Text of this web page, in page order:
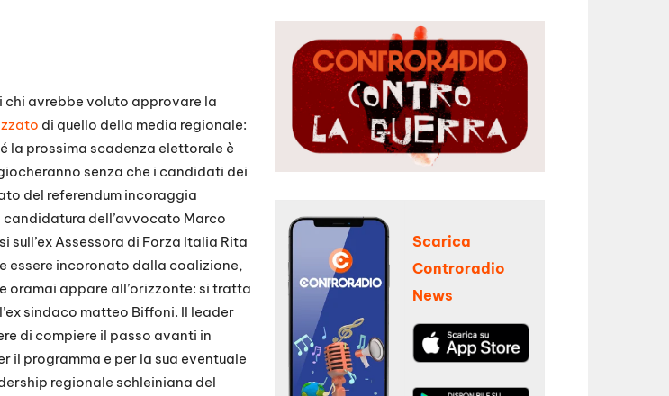
chi avrebbe voluto approvare la
di quello della media regionale:
la prossima scadenza elettorale è
senza che i candidati dei
del referendum incoraggia
candidatura dell’avvocato Marco
Assessora di Forza Italia Rita
essere incoronato dalla coalizione,
oramai appare all’orizzonte: si tratta
sindaco matteo Biffoni. Il leader
di compiere il passo avanti in
il programma e per la sua eventuale
regionale schleiniana del
Scarica
Controradio
News